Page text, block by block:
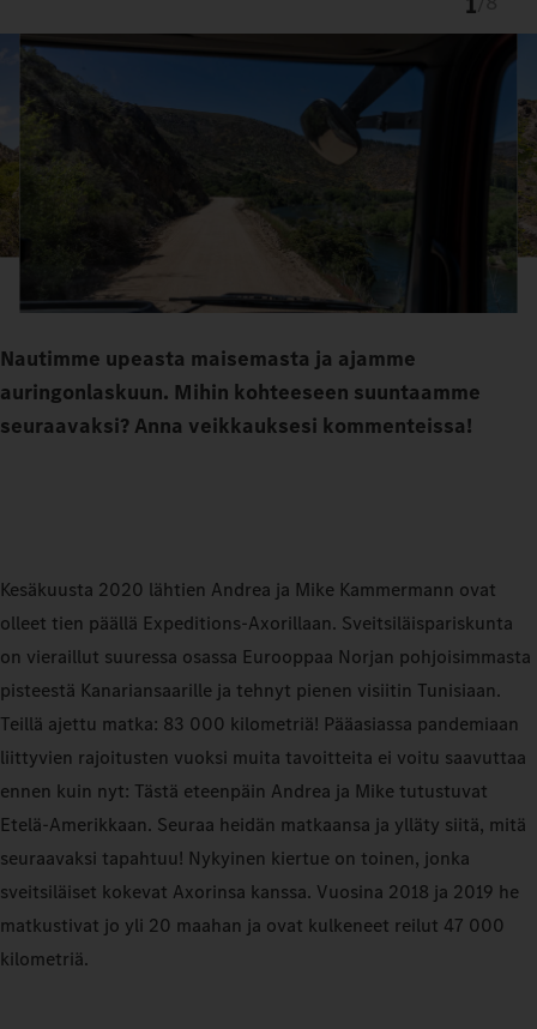
Nautimme upeasta maisemasta ja ajamme
auringonlaskuun. Mihin kohteeseen suuntaamme
seuraavaksi? Anna veikkauksesi kommenteissa!
Kesäkuusta 2020 lähtien Andrea ja Mike Kammermann ovat
olleet tien päällä Expeditions‑Axorillaan. Sveitsiläispariskunta
on vieraillut suuressa osassa Eurooppaa Norjan pohjoisimmasta
pisteestä Kanariansaarille ja tehnyt pienen visiitin Tunisiaan.
Teillä ajettu matka: 83 000 kilometriä! Pääasiassa pandemiaan
liittyvien rajoitusten vuoksi muita tavoitteita ei voitu saavuttaa
ennen kuin nyt: Tästä eteenpäin Andrea ja Mike tutustuvat
Etelä-Amerikkaan. Seuraa heidän matkaansa ja ylläty siitä, mitä
seuraavaksi tapahtuu! Nykyinen kiertue on toinen, jonka
sveitsiläiset kokevat Axorinsa kanssa. Vuosina 2018 ja 2019 he
matkustivat jo yli 20 maahan ja ovat kulkeneet reilut 47 000
kilometriä.